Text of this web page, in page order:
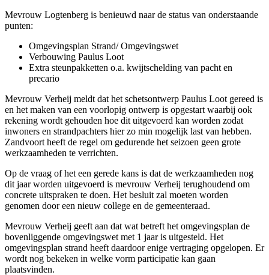
Mevrouw Logtenberg is benieuwd naar de status van onderstaande
punten:
Omgevingsplan Strand/ Omgevingswet
Verbouwing Paulus Loot
Extra steunpakketten o.a. kwijtschelding van pacht en
precario
Mevrouw Verheij meldt dat het schetsontwerp Paulus Loot gereed is
en het maken van een voorlopig ontwerp is opgestart waarbij ook
rekening wordt gehouden hoe dit uitgevoerd kan worden zodat
inwoners en strandpachters hier zo min mogelijk last van hebben.
Zandvoort heeft de regel om gedurende het seizoen geen grote
werkzaamheden te verrichten.
Op de vraag of het een gerede kans is dat de werkzaamheden nog
dit jaar worden uitgevoerd is mevrouw Verheij terughoudend om
concrete uitspraken te doen. Het besluit zal moeten worden
genomen door een nieuw college en de gemeenteraad.
Mevrouw Verheij geeft aan dat wat betreft het omgevingsplan de
bovenliggende omgevingswet met 1 jaar is uitgesteld. Het
omgevingsplan strand heeft daardoor enige vertraging opgelopen. Er
wordt nog bekeken in welke vorm participatie kan gaan
plaatsvinden.